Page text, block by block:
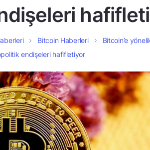
Bitcoin Haberleri
Bitcoin’e
endişeleri hafifletiyor